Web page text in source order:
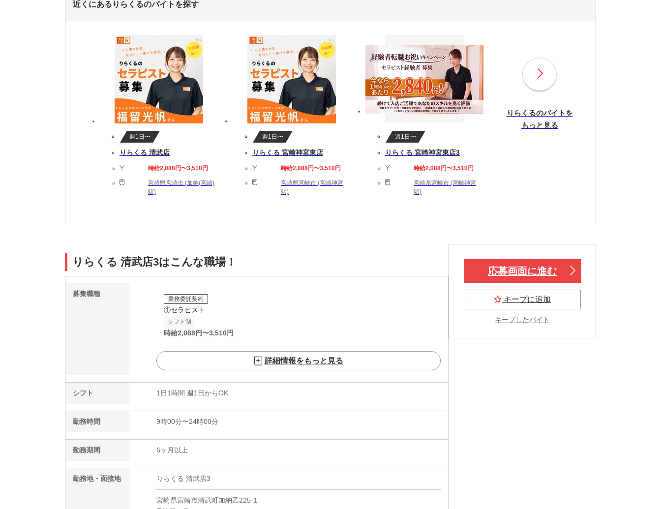
近くにあるりらくるのバイトを探す
週1日〜
りらくる 清武店
時給2,088円〜3,510円
宮崎県宮崎市 (加納(宮崎)
駅)
週1日〜
りらくる 宮崎神宮東店
時給2,088円〜3,510円
宮崎県宮崎市 (宮崎神宮
駅)
週1日〜
りらくる 宮崎神宮東店3
時給2,088円〜3,510円
宮崎県宮崎市 (宮崎神宮
駅)
りらくるのバイトを
もっと見る
りらくる 清武店3はこんな職場！
募集職種
業務委託契約
①セラピスト
シフト制
時給2,088円〜3,510円
詳細情報をもっと見る
シフト 1日1時間 週1日からOK
勤務時間 9時00分〜24時00分
勤務期間 6ヶ月以上
勤務地・面接地 りらくる 清武店3
宮崎県宮崎市清武町加納乙225-1
応募画面に進む
キープに追加
キープしたバイト